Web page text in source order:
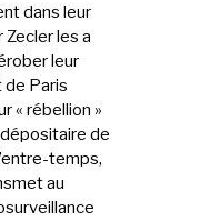
dans leur
les a
leur
de Paris
« rébellion »
de
temps,
au